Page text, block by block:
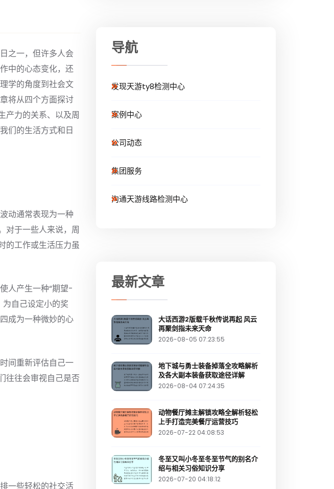
之一，但许多人会
中的心态变化，还
学的角度到社会文
将从四个方面探讨
产力的关系、以及周
们的生活方式和日
动通常表现为一种
对于一些人来说，周
的工作或生活压力虽
人产生一种“期望-
自己设定小的奖
成为一种微妙的心
间重新评估自己一
往往会审视自己是否
一些轻松的社交活
导航
发现天游ty8检测中心
案例中心
公司动态
集团服务
沟通天游线路检测中心
最新文章
大话西游2版载千秋传说再起 风云
再聚剑指未来天命
2026-08-05 07:23:55
地下城与勇士装备掉落全攻略解析
及各大副本装备获取途径详解
2026-08-04 07:24:35
动物餐厅摊主解锁攻略全解析轻松
上手打造完美餐厅运营技巧
2026-07-22 04:08:53
冬至又叫小冬至冬至节气的别名介
绍与相关习俗知识分享
2026-07-20 04:18:12